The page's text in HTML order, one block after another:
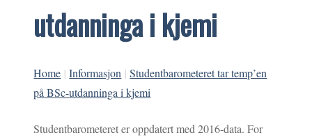
utdanninga i kjemi
Home | Informasjon | Studentbarometeret tar temp’en
på BSc-utdanninga i kjemi
Studentbarometeret er oppdatert med 2016-data. For